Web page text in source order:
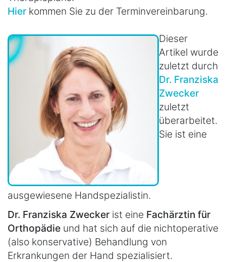
Hier kommen Sie zu der Terminvereinbarung.
Dieser
Artikel wurde
zuletzt durch
Dr. Franziska
Zwecker
zuletzt
überarbeitet.
Sie ist eine
ausgewiesene Handspezialistin.
Dr. Franziska Zwecker ist eine Fachärztin für
Orthopädie und hat sich auf die nichtoperative
(also konservative) Behandlung von
Erkrankungen der Hand spezialisiert.